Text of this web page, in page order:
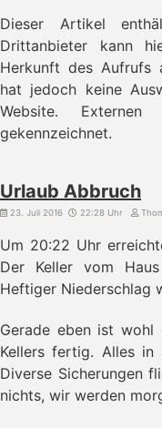
Dieser Artikel
Drittanbieter kann
Herkunft des Aufrufs
hat jedoch keine
Website.
gekennzeichnet.
Urlaub Abbruch
23. Juli 2016 22:28 Uhr
Um 20:22 Uhr
Der Keller vom
Heftiger Niederschlag
Gerade eben ist wohl
Kellers fertig. Alles
Diverse Sicherungen
nichts, wir werden